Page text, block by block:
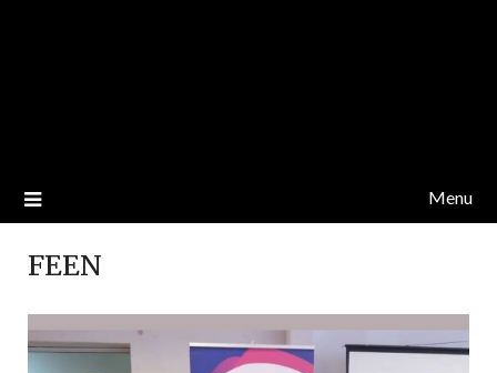
Menu
FEEN